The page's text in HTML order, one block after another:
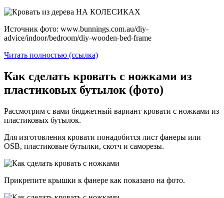
Источник фото: www.bunnings.com.au/diy-
advice/indoor/bedroom/diy-wooden-bed-frame
Читать полностью (ссылка)
Как сделать кровать с ножками из
пластиковых бутылок (фото)
Рассмотрим с вами бюджетный вариант кровати с ножками из
пластиковых бутылок.
Для изготовления кровати понадобится лист фанеры или
OSB, пластиковые бутылки, скотч и саморезы.
Прикрепите крышки к фанере как показано на фото.